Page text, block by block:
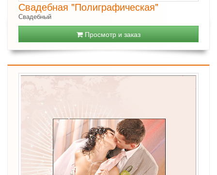
Свадебная "Полиграфическая"
Свадебный
Просмотр и заказ